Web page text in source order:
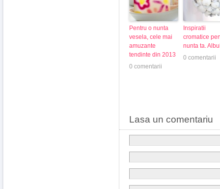
Pentru o nunta
vesela, cele mai
amuzante
tendinte din 2013
0 comentarii
Inspiratii
cromatice
nunta ta.
0 comentarii
Lasa un comentariu